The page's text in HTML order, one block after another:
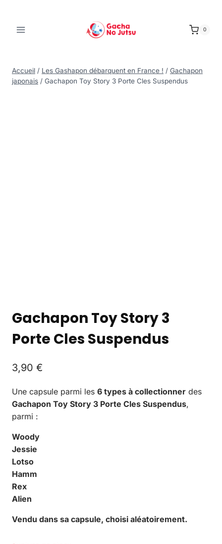
0
Accueil / Les Gashapon débarquent en France ! / Gachapon
japonais / Gachapon Toy Story 3 Porte Cles Suspendus
Gachapon Toy Story 3
Porte Cles Suspendus
3,90 €
Une capsule parmi les 6 types à collectionner des
Gachapon Toy Story 3 Porte Cles Suspendus,
parmi :
Woody
Jessie
Lotso
Hamm
Rex
Alien
Vendu dans sa capsule, choisi aléatoirement.